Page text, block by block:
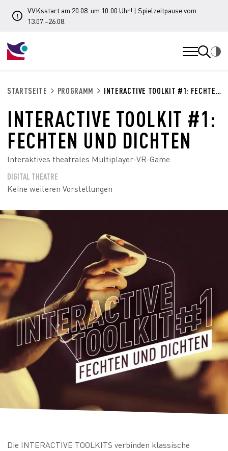
VVKsstart am 20.08. um 10:00 Uhr! | Spielzeitpause vom
13.07.–26.08.
STARTSEITE PROGRAMM INTERACTIVE TOOLKIT #1: FECHTEN UND DICHTEN
INTERACTIVE TOOLKIT #1:
FECHTEN UND DICHTEN
Interaktives theatrales Multiplayer-VR-Game
DIGITAL THEATRE
Keine weiteren Vorstellungen
Die INTERACTIVE TOOLKITS verbinden klassische